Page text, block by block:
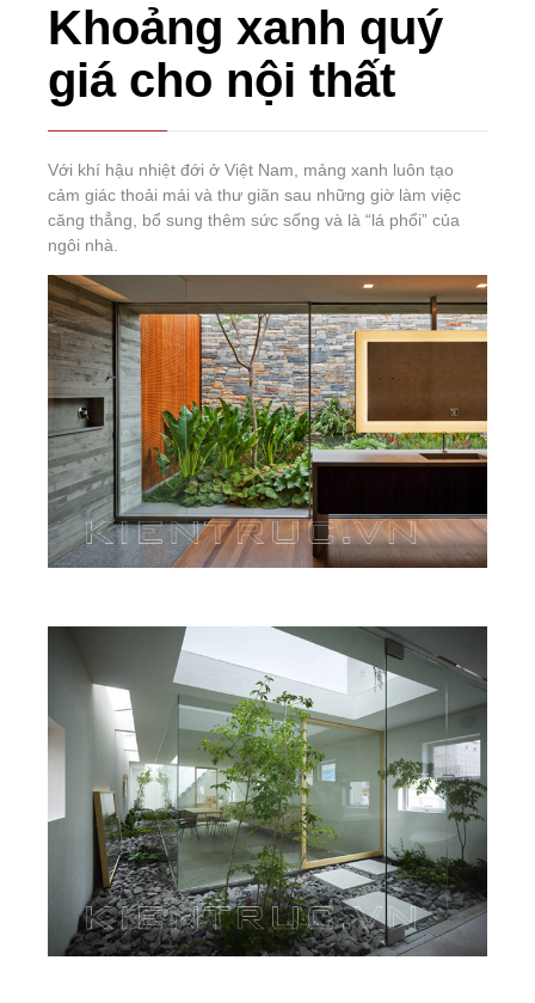
Khoảng xanh quý
giá cho nội thất
Với khí hậu nhiệt đới ở Việt Nam, mảng xanh luôn tạo
cảm giác thoải mái và thư giãn sau những giờ làm việc
căng thẳng, bổ sung thêm sức sống và là “lá phổi” của
ngôi nhà.